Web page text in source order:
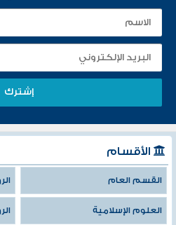
الأقسام
القسم العام
العلوم الإسلامية